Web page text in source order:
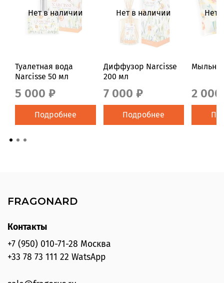
Нет в наличии
Туалетная вода
Narcisse 50 мл
5 000 ₽
Подробнее
Нет в наличии
Диффузор Narcisse
200 мл
7 000 ₽
Подробнее
Нет
2
FRAGONARD
Контакты
+7 (950) 010-71-28 Москва
+33 78 73 111 22 WatsApp